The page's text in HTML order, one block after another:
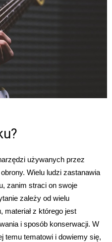
używanych przez
Wielu ludzi zastanawia
zanim straci on swoje
zależy od wielu
materiał z którego jest
i sposób konserwacji. W
temu tematowi i dowiemy się,